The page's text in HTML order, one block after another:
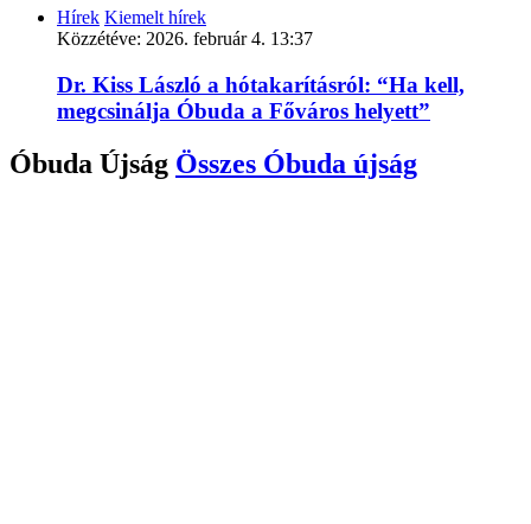
Hírek Kiemelt hírek
Közzétéve: 2026. február 4. 13:37
Dr. Kiss László a hótakarításról: “Ha kell,
megcsinálja Óbuda a Főváros helyett”
Óbuda Újság Összes Óbuda újság